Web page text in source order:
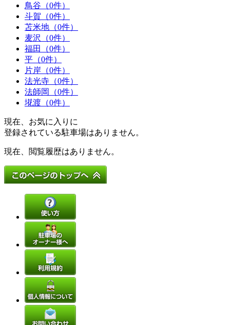
鳥谷（0件）
斗賀（0件）
苫米地（0件）
麦沢（0件）
福田（0件）
平（0件）
片岸（0件）
法光寺（0件）
法師岡（0件）
埖渡（0件）
現在、お気に入りに
登録されている駐車場はありません。
現在、閲覧履歴はありません。